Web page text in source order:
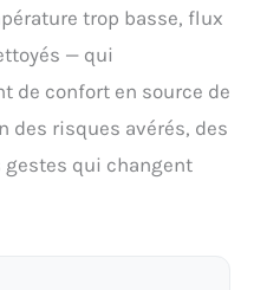
trop basse, flux
— qui
de confort en source de
des risques avérés, des
gestes qui changent